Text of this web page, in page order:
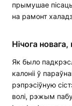
прымушае
на рамонт
Нічога
Як было
калоніі ў
рэпрэсіўную
волі, рэжым